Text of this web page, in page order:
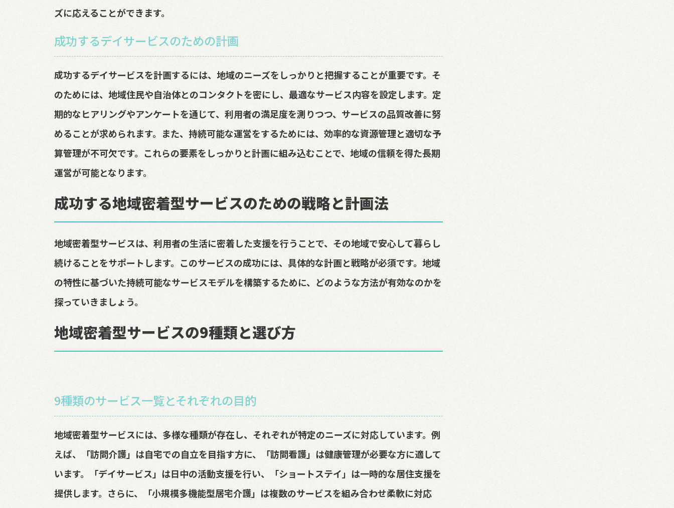
ズに応えることができます。
成功するデイサービスのための計画
成功するデイサービスを計画するには、地域のニーズをしっかりと把握することが重要です。そ
のためには、地域住民や自治体とのコンタクトを密にし、最適なサービス内容を設定します。定
期的なヒアリングやアンケートを通じて、利用者の満足度を測りつつ、サービスの品質改善に努
めることが求められます。また、持続可能な運営をするためには、効率的な資源管理と適切な予
算管理が不可欠です。これらの要素をしっかりと計画に組み込むことで、地域の信頼を得た長期
運営が可能となります。
成功する地域密着型サービスのための戦略と計画法
地域密着型サービスは、利用者の生活に密着した支援を行うことで、その地域で安心して暮らし
続けることをサポートします。このサービスの成功には、具体的な計画と戦略が必須です。地域
の特性に基づいた持続可能なサービスモデルを構築するために、どのような方法が有効なのかを
探っていきましょう。
地域密着型サービスの9種類と選び方
9種類のサービス一覧とそれぞれの目的
地域密着型サービスには、多様な種類が存在し、それぞれが特定のニーズに対応しています。例
えば、「訪問介護」は自宅での自立を目指す方に、「訪問看護」は健康管理が必要な方に適して
います。「デイサービス」は日中の活動支援を行い、「ショートステイ」は一時的な居住支援を
提供します。さらに、「小規模多機能型居宅介護」は複数のサービスを組み合わせ柔軟に対応